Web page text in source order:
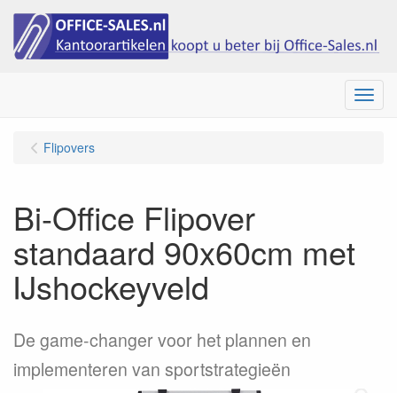
Menu
Flipovers
Bi-Office Flipover
standaard 90x60cm met
IJshockeyveld
De game-changer voor het plannen en
implementeren van sportstrategieën